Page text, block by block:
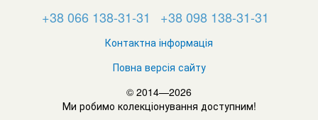
+38 066 138-31-31 +38 098 138-31-31
Контактна інформація
Повна версія сайту
© 2014—2026
Ми робимо колекціонування доступним!